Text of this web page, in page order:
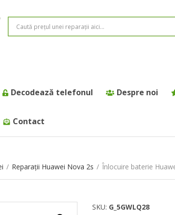
Decodează telefonul Despre noi
Contact
/ Reparații Huawei Nova 2s / Înlocuire baterie
SKU: G_5GWLQ28